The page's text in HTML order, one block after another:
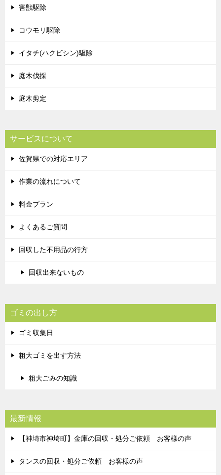
害獣駆除
コウモリ駆除
イタチ(ハクビシン)駆除
庭木伐採
庭木剪定
サービスについて
佐賀県での対応エリア
作業の流れについて
料金プラン
よくあるご質問
回収した不用品の行方
回収出来ないもの
ゴミの出し方
ゴミ収集日
粗大ゴミを出す方法
粗大ごみの知識
最新情報
【神埼市神埼町】金庫の回収・処分ご依頼 お客様の声
タンスの回収・処分ご依頼 お客様の声